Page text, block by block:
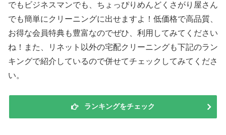
でもビジネスマンでも、ちょっぴりめんどくさがり屋さん
でも簡単にクリーニングに出せますよ！低価格で高品質、
お得な会員特典も豊富なのでぜひ、利用してみてください
ね！また、リネット以外の宅配クリーニングも下記のラン
キングで紹介しているので併せてチェックしてみてくださ
い。
ランキングをチェック